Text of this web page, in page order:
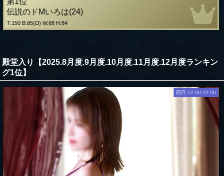
伝説のドМいろは(24)
T.150 B.85(D) W.68 H.84
殿堂入り【2025.8月度.9月度.10月度.11月度.12月度ランキン
グ1位】
明日 12:00-22:00